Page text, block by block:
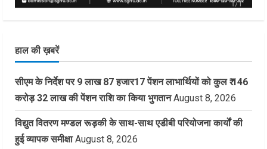
हाल की ख़बरें
सीएम के निर्देश पर 9 लाख 87 हजार17 पेंशन लाभार्थियों को कुल ₹ 146
करोड़ 32 लाख की पेंशन राशि का किया भुगतान August 8, 2026
विद्युत वितरण मण्डल रूड़की के साथ-साथ एडीबी परियोजना कार्यों की
हुई व्यापक समीक्षा August 8, 2026